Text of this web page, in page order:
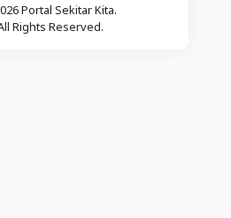
Portal Sekitar Kita.
Rights Reserved.